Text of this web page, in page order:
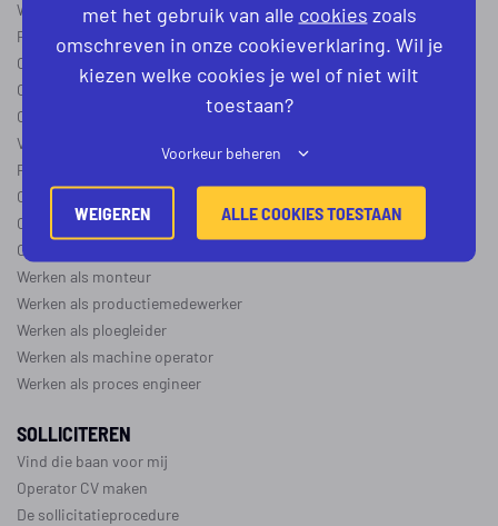
Werken als procesoperator
Procesoperator in de
chemie voedingsindustrie farmacieof
Operator A
Operator B
Operator C
Verschil operator A, B en C
Procesoperator salaris
Operator opleidingen–vapro
Over de maakindustrie
Over de procesindustrie
Werken als monteur
Werken als productiemedewerker
Werken als ploegleider
Werken als machine operator
Werken als proces engineer
SOLLICITEREN
Vind die baan voor mij
Operator CV maken
De sollicitatieprocedure
met het gebruik van alle cookies zoals
omschreven in onze cookieverklaring. Wil je
kiezen welke cookies je wel of niet wilt
toestaan?
Voorkeur beheren
WEIGEREN ALLE COOKIES TOESTAAN